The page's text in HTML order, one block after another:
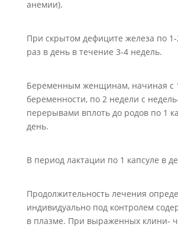
анемии).
При скрытом дефиците железа по 1-
раз в день в течение 3-4 недель.
Беременным женщинам, начиная с
беременности, по 2 недели с
перерывами вплоть до родов по 1
день.
В период лактации по 1 капсуле в
Продолжительность лечения
индивидуально под контролем
в плазме. При выраженных клини-